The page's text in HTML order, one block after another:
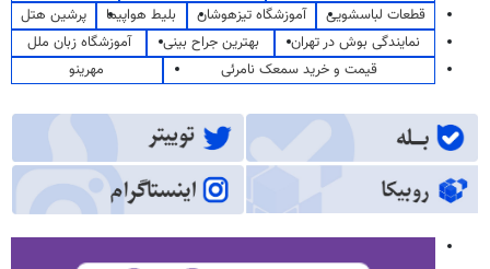
قطعات لباسشویی
آموزشگاه تیزهوشان بلیط هواپیما
پرشین هتل
نمایندگی بوش در تهران
بهترین جراح بینی
آموزشگاه زبان ملل
قیمت و خرید سمعک نامرئی
مهرینو